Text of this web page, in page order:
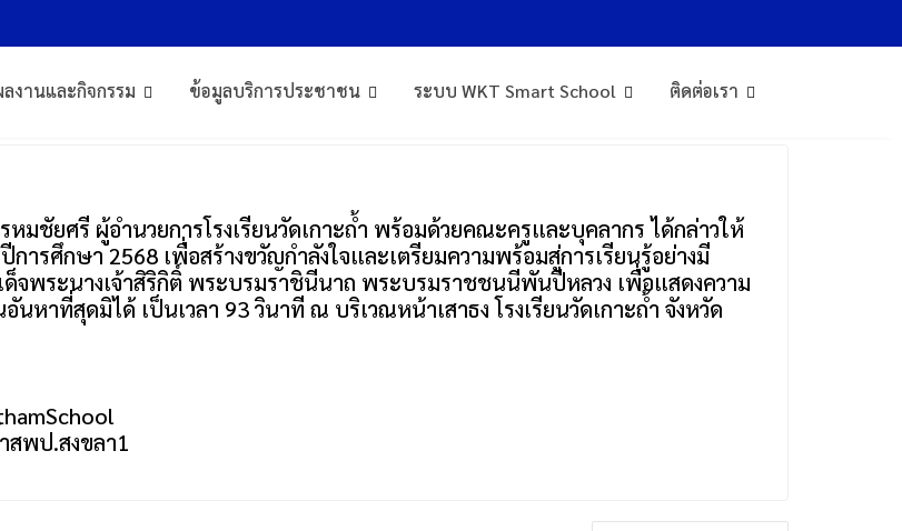
ลงานและกิจกรรม ข้อมูลบริการประชาชน ระบบ WKT Smart School ติดต่อเรา
ชัยศรี ผู้อำนวยการโรงเรียนวัดเกาะถ้ำ พร้อมด้วยคณะครูและบุคลากร ได้กล่าวให้
ารศึกษา 2568 เพื่อสร้างขวัญกำลังใจและเตรียมความพร้อมสู่การเรียนรู้อย่างมี
พระนางเจ้าสิริกิติ์ พระบรมราชินีนาถ พระบรมราชชนนีพันปีหลวง เพื่อแสดงความ
าที่สุดมิได้ เป็นเวลา 93 วินาที ณ บริเวณหน้าเสาธง โรงเรียนวัดเกาะถ้ำ จังหวัด
สพป.สงขลา1